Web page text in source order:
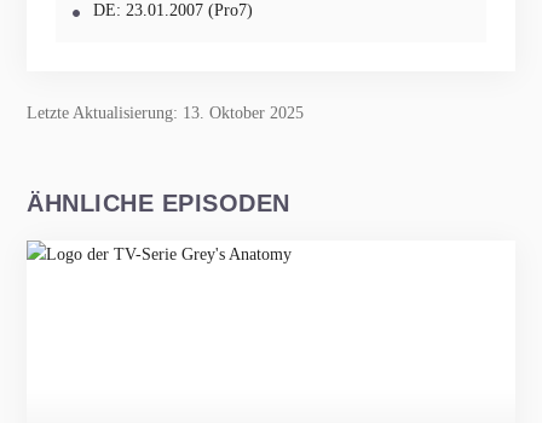
DE: 23.01.2007 (Pro7)
Letzte Aktualisierung: 13. Oktober 2025
ÄHNLICHE EPISODEN